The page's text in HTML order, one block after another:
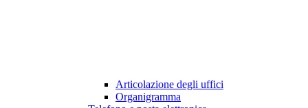
Articolazione degli uffici
Organigramma